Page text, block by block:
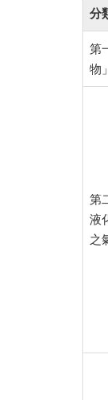
分
第
物」
第
液
之